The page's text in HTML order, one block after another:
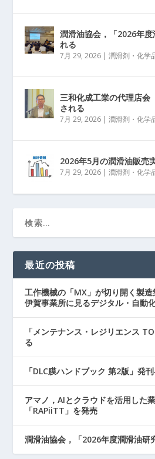
潤滑油協会，「2026年
れる
7月 29, 2026 |潤滑剤・化学
三和化成工業の代理店会
される
7月 29, 2026 |潤滑剤・化学
2026年5月の潤滑油販売
7月 29, 2026 |潤滑剤・化学
最近の投稿
工作機械の「MX」が切り開く製
伊賀事業所に見るデジタル・自動
「メンテナンス・レジリエンス
る
「DLC膜ハンドブック 第2版」発
アマノ，AIとクラウドを活用した
「RAPiiTT」を発売
潤滑油協会，「2026年度潤滑油研